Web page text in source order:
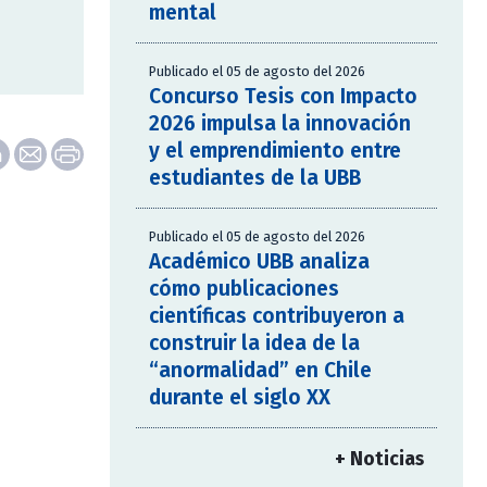
mental
Publicado el 05 de agosto del 2026
Concurso Tesis con Impacto
2026 impulsa la innovación
y el emprendimiento entre
estudiantes de la UBB
Publicado el 05 de agosto del 2026
Académico UBB analiza
cómo publicaciones
científicas contribuyeron a
construir la idea de la
“anormalidad” en Chile
durante el siglo XX
+ Noticias